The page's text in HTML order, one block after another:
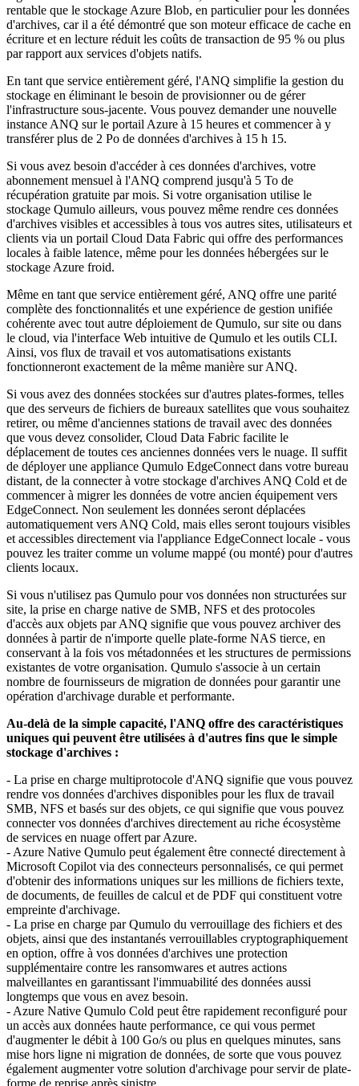
rentable que le stockage Azure Blob, en particulier pour les données
d'archives, car il a été démontré que son moteur efficace de cache en
écriture et en lecture réduit les coûts de transaction de 95 % ou plus
par rapport aux services d'objets natifs.
En tant que service entièrement géré, l'ANQ simplifie la gestion du
stockage en éliminant le besoin de provisionner ou de gérer
l'infrastructure sous-jacente. Vous pouvez demander une nouvelle
instance ANQ sur le portail Azure à 15 heures et commencer à y
transférer plus de 2 Po de données d'archives à 15 h 15.
Si vous avez besoin d'accéder à ces données d'archives, votre
abonnement mensuel à l'ANQ comprend jusqu'à 5 To de
récupération gratuite par mois. Si votre organisation utilise le
stockage Qumulo ailleurs, vous pouvez même rendre ces données
d'archives visibles et accessibles à tous vos autres sites, utilisateurs et
clients via un portail Cloud Data Fabric qui offre des performances
locales à faible latence, même pour les données hébergées sur le
stockage Azure froid.
Même en tant que service entièrement géré, ANQ offre une parité
complète des fonctionnalités et une expérience de gestion unifiée
cohérente avec tout autre déploiement de Qumulo, sur site ou dans
le cloud, via l'interface Web intuitive de Qumulo et les outils CLI.
Ainsi, vos flux de travail et vos automatisations existants
fonctionneront exactement de la même manière sur ANQ.
Si vous avez des données stockées sur d'autres plates-formes, telles
que des serveurs de fichiers de bureaux satellites que vous souhaitez
retirer, ou même d'anciennes stations de travail avec des données
que vous devez consolider, Cloud Data Fabric facilite le
déplacement de toutes ces anciennes données vers le nuage. Il suffit
de déployer une appliance Qumulo EdgeConnect dans votre bureau
distant, de la connecter à votre stockage d'archives ANQ Cold et de
commencer à migrer les données de votre ancien équipement vers
EdgeConnect. Non seulement les données seront déplacées
automatiquement vers ANQ Cold, mais elles seront toujours visibles
et accessibles directement via l'appliance EdgeConnect locale - vous
pouvez les traiter comme un volume mappé (ou monté) pour d'autres
clients locaux.
Si vous n'utilisez pas Qumulo pour vos données non structurées sur
site, la prise en charge native de SMB, NFS et des protocoles
d'accès aux objets par ANQ signifie que vous pouvez archiver des
données à partir de n'importe quelle plate-forme NAS tierce, en
conservant à la fois vos métadonnées et les structures de permissions
existantes de votre organisation. Qumulo s'associe à un certain
nombre de fournisseurs de migration de données pour garantir une
opération d'archivage durable et performante.
Au-delà de la simple capacité, l'ANQ offre des caractéristiques
uniques qui peuvent être utilisées à d'autres fins que le simple
stockage d'archives :
- La prise en charge multiprotocole d'ANQ signifie que vous pouvez
rendre vos données d'archives disponibles pour les flux de travail
SMB, NFS et basés sur des objets, ce qui signifie que vous pouvez
connecter vos données d'archives directement au riche écosystème
de services en nuage offert par Azure.
- Azure Native Qumulo peut également être connecté directement à
Microsoft Copilot via des connecteurs personnalisés, ce qui permet
d'obtenir des informations uniques sur les millions de fichiers texte,
de documents, de feuilles de calcul et de PDF qui constituent votre
empreinte d'archivage.
- La prise en charge par Qumulo du verrouillage des fichiers et des
objets, ainsi que des instantanés verrouillables cryptographiquement
en option, offre à vos données d'archives une protection
supplémentaire contre les ransomwares et autres actions
malveillantes en garantissant l'immuabilité des données aussi
longtemps que vous en avez besoin.
- Azure Native Qumulo Cold peut être rapidement reconfiguré pour
un accès aux données haute performance, ce qui vous permet
d'augmenter le débit à 100 Go/s ou plus en quelques minutes, sans
mise hors ligne ni migration de données, de sorte que vous pouvez
également augmenter votre solution d'archivage pour servir de plate-